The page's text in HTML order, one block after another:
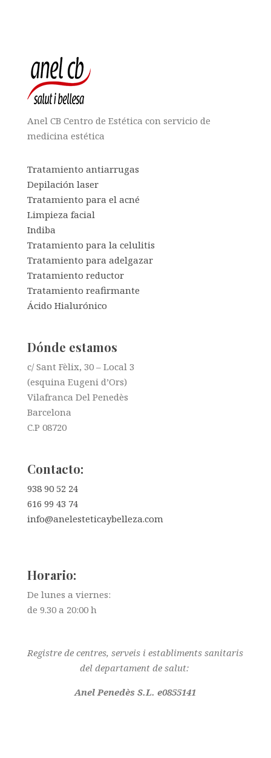
Anel CB Centro de Estética con servicio de
medicina estética
Tratamiento antiarrugas
Depilación laser
Tratamiento para el acné
Limpieza facial
Indiba
Tratamiento para la celulitis
Tratamiento para adelgazar
Tratamiento reductor
Tratamiento reafirmante
Ácido Hialurónico
Dónde estamos
c/ Sant Fèlix, 30 – Local 3
(esquina Eugeni d’Ors)
Vilafranca Del Penedès
Barcelona
C.P 08720
Contacto:
938 90 52 24
616 99 43 74
info@anelesteticaybelleza.com
Horario:
De lunes a viernes:
de 9.30 a 20:00 h
Registre de centres, serveis i establiments sanitaris
del departament de salut:
Anel Penedès S.L. e0855141